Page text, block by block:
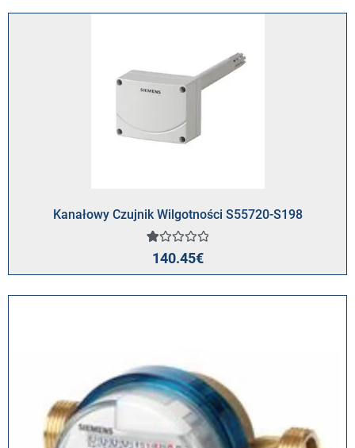
oceny
Kanałowy Czujnik Wilgotności S55720-S198
Oceniony
1.00
na
na
140.45€